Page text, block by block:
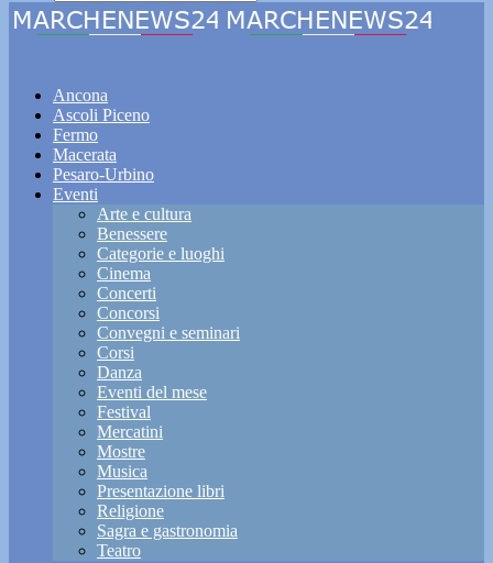
Ancona
Ascoli Piceno
Fermo
Macerata
Pesaro-Urbino
Eventi
Arte e cultura
Benessere
Categorie e luoghi
Cinema
Concerti
Concorsi
Convegni e seminari
Corsi
Danza
Eventi del mese
Festival
Mercatini
Mostre
Musica
Presentazione libri
Religione
Sagra e gastronomia
Teatro